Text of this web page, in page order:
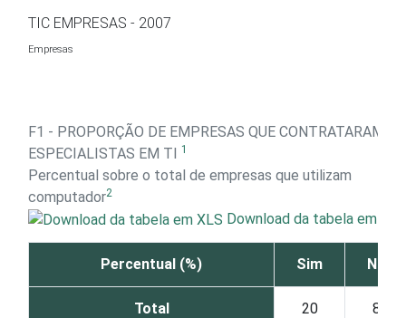
TIC EMPRESAS - 2007
Empresas
F1 - PROPORÇÃO DE EMPRESAS QUE CONTRATARAM
ESPECIALISTAS EM TI 1
Percentual sobre o total de empresas que utilizam
computador2
Download da tabela em XLS
Percentual (%) Sim Não
Total 20 80